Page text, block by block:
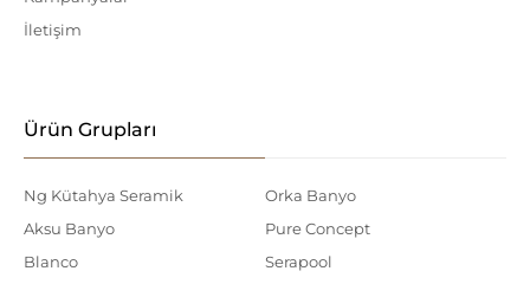
İletişim
Ürün Grupları
Ng Kütahya Seramik
Aksu Banyo
Blanco
Orka Banyo
Pure Concept
Serapool